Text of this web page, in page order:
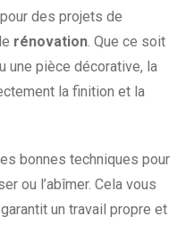
des projets de
rénovation. Que ce soit
une pièce décorative, la
la finition et la
bonnes techniques pour
ou l’abîmer. Cela vous
un travail propre et